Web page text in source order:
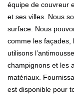
équipe de couvreur
et ses villes. Nous
surface. Nous
comme les façades,
utilisons
champignons et les
matériaux.
est disponible pour